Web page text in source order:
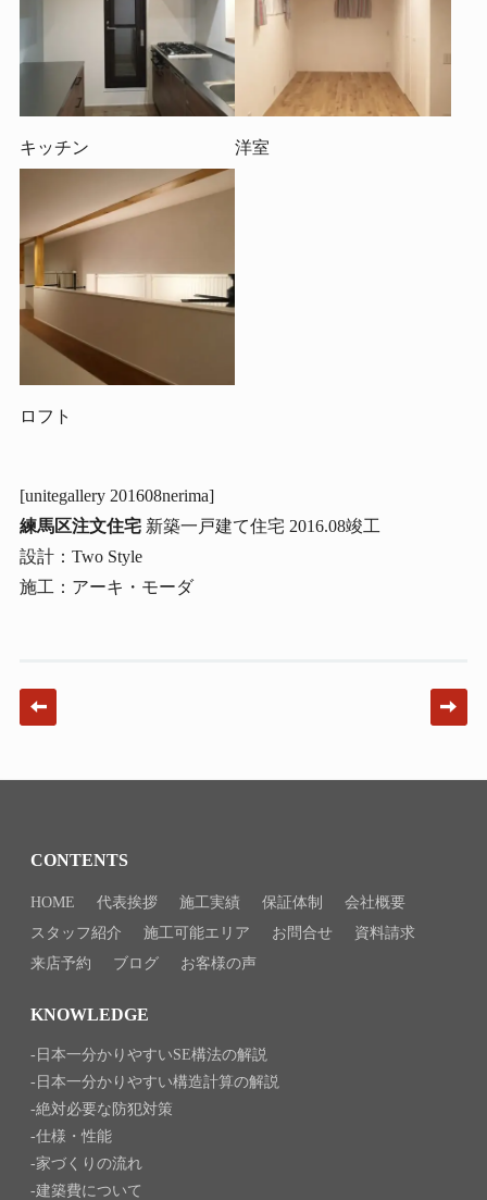
キッチン 洋室
ロフト
[unitegallery 201608nerima]
練馬区注文住宅新築一戸建て住宅 2016.08竣工
設計：Two Style
施工：アーキ・モーダ
Post navigation
CONTENTS
HOME 代表挨拶 施工実績 保証体制
会社概要
スタッフ紹介
施工可能エリア お問合せ
資料請求
来店予約
ブログ お客様の声
KNOWLEDGE
日本一分かりやすいSE構法の解説
日本一分かりやすい構造計算の解説
絶対必要な防犯対策
仕様・性能
家づくりの流れ
建築費について